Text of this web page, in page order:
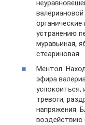
устранению
муравьиная,
стеариновая.
Ментол.
эфира
успокоиться,
тревоги,
напряжения.
воздействию